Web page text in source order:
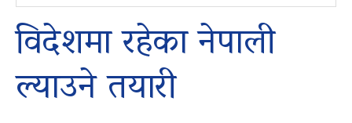
विदेशमा रहेका नेपाली
ल्याउने तयारी